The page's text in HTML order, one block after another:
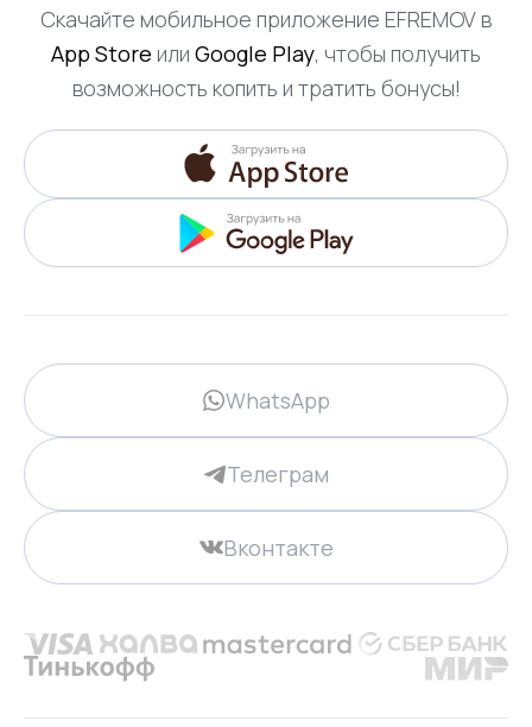
Скачайте мобильное приложение EFREMOV в
App Store или Google Play, чтобы получить
возможность копить и тратить бонусы!
WhatsApp
Телеграм
Вконтакте